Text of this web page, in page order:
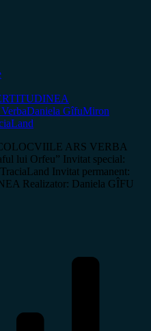
Daniela GîfuMiron
ARS VERBA
lui Orfeu” Invitat special:
Invitat permanent:
Realizator: Daniela GÎFU